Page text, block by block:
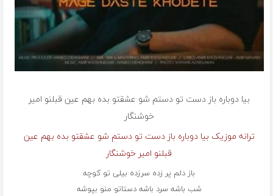
بیا دوباره باز دست تو دستم شو عشقتو بده بهم عین قبلنو امیر
خوشنگار
ترانه موزیک بیا دوباره باز دست تو دستم شو عشقتو بده بهم عین
قبلنو امیر خوشنگار
باز دلم پر زده سرزده بیلی تو کوچه
شب باشه سرد باشه دستاتو منو بپوشه